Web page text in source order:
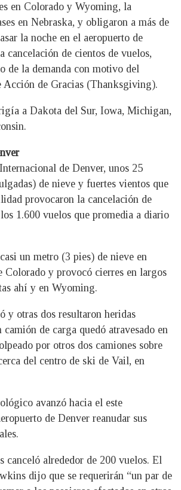
en Colorado y Wyoming, la
en Nebraska, y obligaron a más de
la noche en el aeropuerto de
cancelación de cientos de vuelos,
de la demanda con motivo del
Acción de Gracias (Thanksgiving).
a Dakota del Sur, Iowa, Michigan,
de Denver, unos 25
de nieve y fuertes vientos que
provocaron la cancelación de
1.600 vuelos que promedia a diario
un metro (3 pies) de nieve en
Colorado y provocó cierres en largos
ahí y en Wyoming.
y otras dos resultaron heridas
camión de carga quedó atravesado en
por otros dos camiones sobre
del centro de ski de Vail, en
avanzó hacia el este
de Denver reanudar sus
canceló alrededor de 200 vuelos. El
dijo que se requerirán “un par de